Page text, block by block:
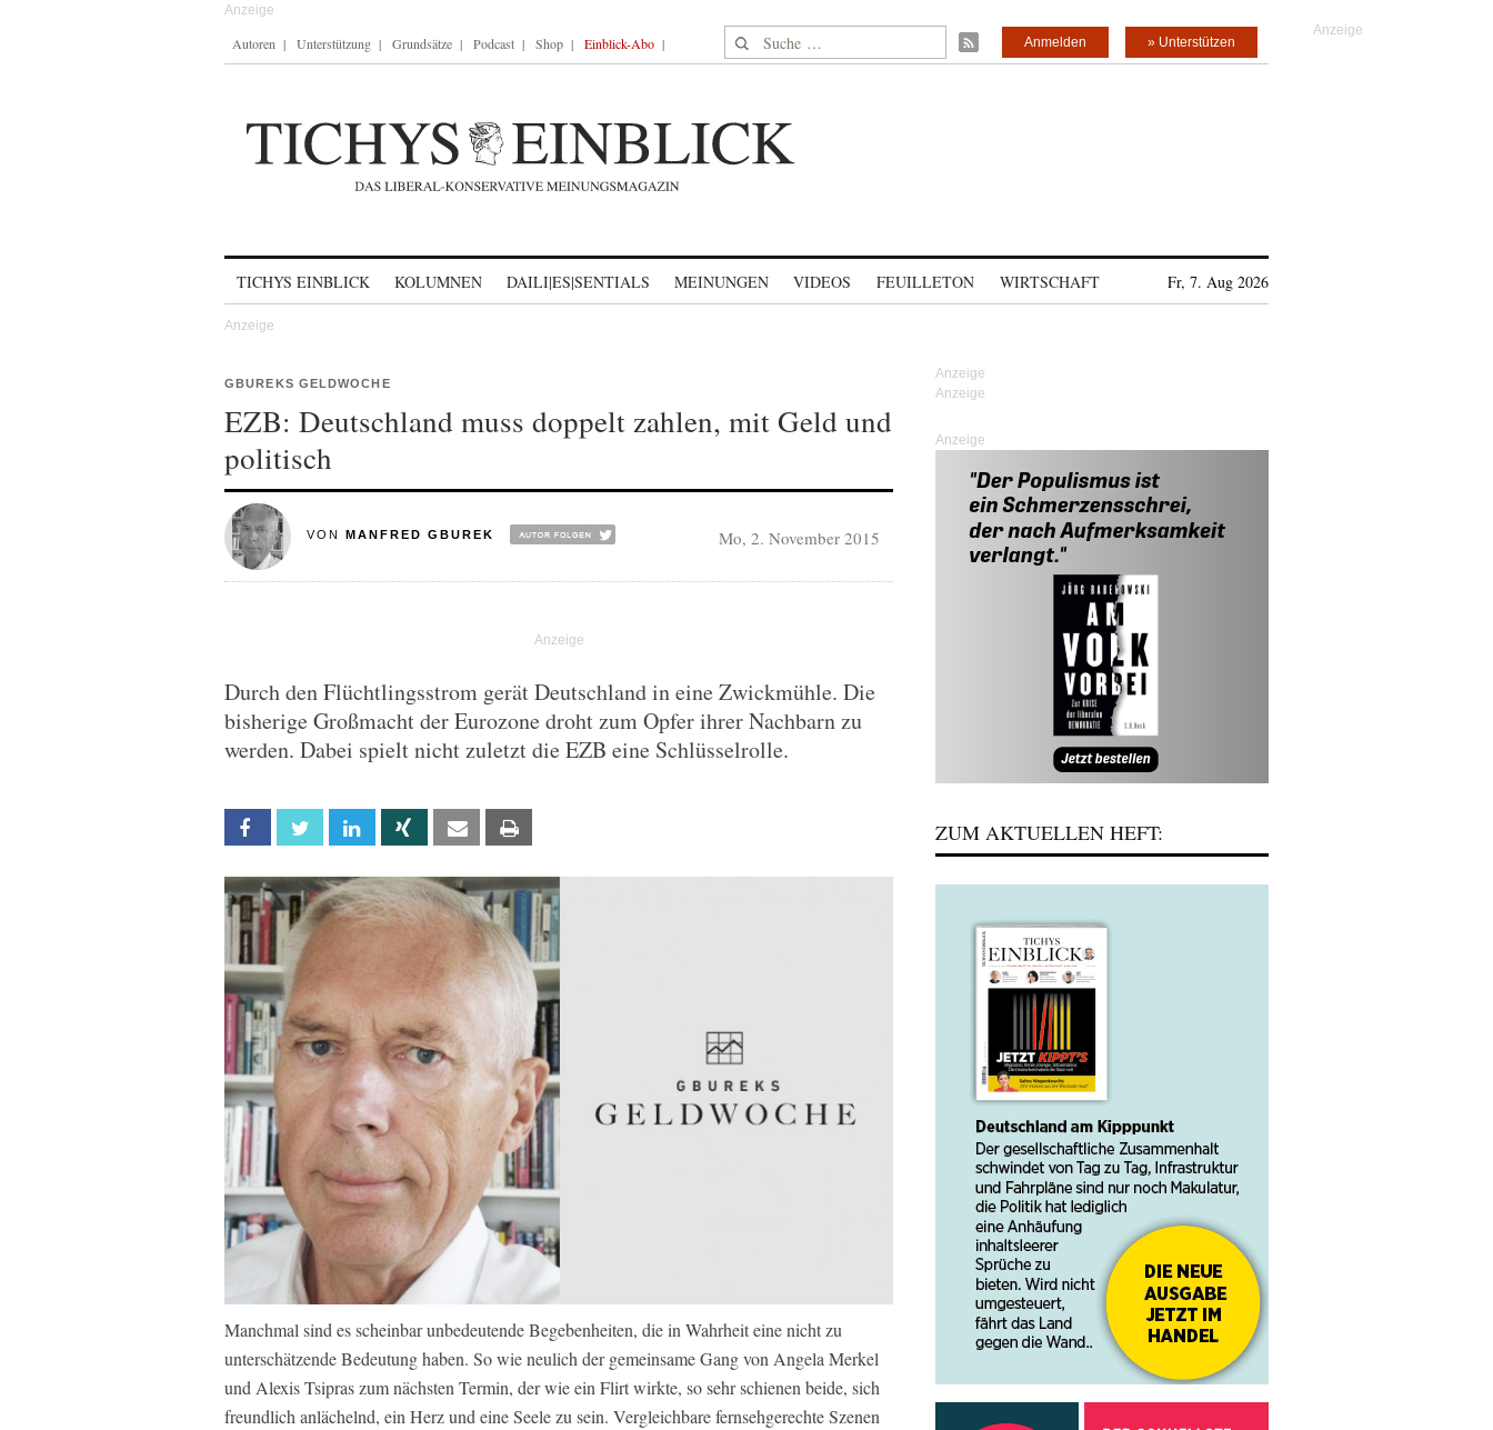
Autoren Unterstützung Grundsätze Podcast Shop Einblick-Abo Suche nach: » Unterstützen
Anmelden
TICHYS EINBLICK KOLUMNEN DAILI|ES|SENTIALS MEINUNGEN VIDEOS FEUILLETON WIRTSCHAFT Fr, 7. Aug 2026
GBUREKS GELDWOCHE
EZB: Deutschland muss doppelt zahlen, mit Geld und
politisch
VON MANFRED GBUREK Mo, 2. November 2015
Durch den Flüchtlingsstrom gerät Deutschland in eine Zwickmühle. Die
bisherige Großmacht der Eurozone droht zum Opfer ihrer Nachbarn zu
werden. Dabei spielt nicht zuletzt die EZB eine Schlüsselrolle.
Facebook Twitter Linkedin Xing Email
Manchmal sind es scheinbar unbedeutende Begebenheiten, die in Wahrheit eine nicht zu
unterschätzende Bedeutung haben. So wie neulich der gemeinsame Gang von Angela Merkel
und Alexis Tsipras zum nächsten Termin, der wie ein Flirt wirkte, so sehr schienen beide, sich
freundlich anlächelnd, ein Herz und eine Seele zu sein. Vergleichbare fernsehgerechte Szenen
Anzeige
ZUM AKTUELLEN HEFT: